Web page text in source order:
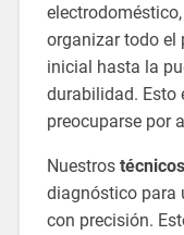
organizar todo el
inicial hasta la
durabilidad. Esto
preocuparse por
Nuestros
diagnóstico para
con precisión.